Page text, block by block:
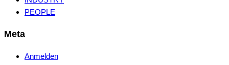
PEOPLE
Meta
Anmelden